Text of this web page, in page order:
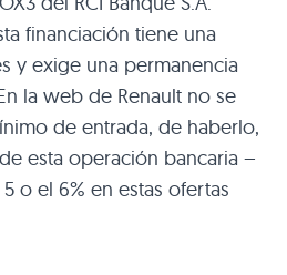
financiación tiene una
y exige una permanencia
la web de Renault no se
de entrada, de haberlo,
esta operación bancaria –
o el 6% en estas ofertas